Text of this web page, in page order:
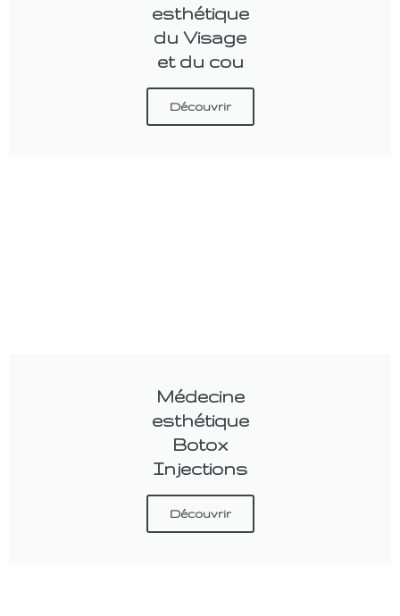
esthétique
du Visage
et du cou
Découvrir
Médecine
esthétique
Botox
Injections
Découvrir